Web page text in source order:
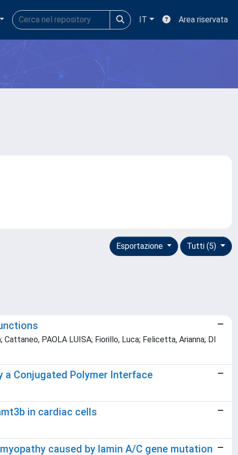
IT Area riservata
Tutti (5)
Esportazione
PAOLA LUISA; Fiorillo, Luca; Felicetta, Arianna; DI
a Conjugated Polymer Interface
in cardiac cells
caused by lamin A/C gene mutation